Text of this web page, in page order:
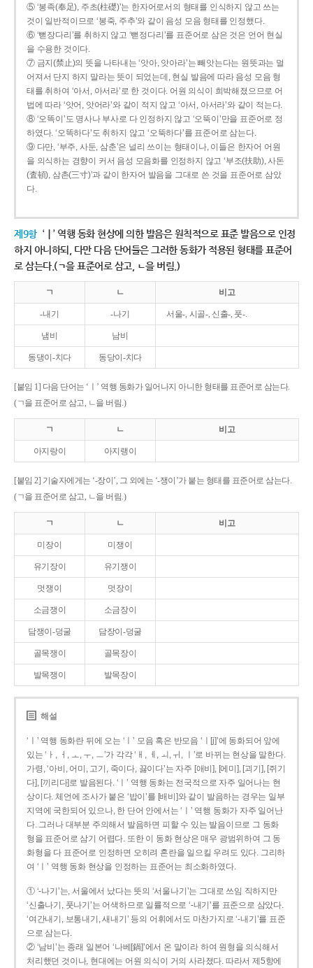
⑤ ‘봉족(奉足), 주초(柱礎)’는 한자어로서의 형태를 인식하지 않고 쓰는
것이 일반적이므로 ‘봉죽, 주추’와 같이 음성 모음 형태를 인정했다.
⑥ ‘뻗장다리’를 취하지 않고 ‘뻗정다리’를 표준어로 삼은 것은 언어 현실
을 수용한 것이다.
⑦ 금지(禁止)의 뜻을 나타내는 ‘앗아, 앗아라’는 빼앗는다는 원뜻과는 멀
어져서 단지 하지 말라는 뜻이 되었는데, 현실 발음에 따라 음성 모음 형
태를 취하여 ‘아서, 아서라’로 한 것이다. 어원 의식이 희박해졌으므로 어
법에 따라 ‘앗어, 앗어라’와 같이 적지 않고 ‘아서, 아서라’와 같이 적는다.
⑧ ‘오똑이’도 명사나 부사로 다 인정하지 않고 ‘오뚝이’만을 표준어로 정
하였다. ‘오똑하다’도 취하지 않고 ‘오뚝하다’를 표준어로 삼는다.
⑨ 다만, ‘부주, 사둔, 삼춘’은 널리 쓰이는 형태이나, 이들은 한자어 어원
을 의식하는 경향이 커서 음성 모음화를 인정하지 않고 ‘부조(扶助), 사돈
(査頓), 삼촌(三寸)’과 같이 한자어 발음을 그대로 쓴 것을 표준어로 삼았
다.
제9항 ‘ㅣ’ 역행 동화 현상에 의한 발음은 원칙적으로 표준 발음으로 인정
하지 아니하되, 다만 다음 단어들은 그러한 동화가 적용된 형태를 표준어
로 삼는다.(ㄱ을 표준어로 삼고, ㄴ을 버림.)
ㄱ ㄴ 비고
-내기 -나기 서울-, 시골-, 신출-, 풋-.
냄비 남비
동댕이-치다 동당이-치다
[붙임 1] 다음 단어는 ‘ㅣ’ 역행 동화가 일어나지 아니한 형태를 표준어로 삼는다.
(ㄱ을 표준어로 삼고, ㄴ을 버림.)
ㄱ ㄴ 비고
아지랑이 아지랭이
[붙임 2] 기술자에게는 ‘-장이’, 그 외에는 ‘-쟁이’가 붙는 형태를 표준어로 삼는다.
(ㄱ을 표준어로 삼고, ㄴ을 버림.)
ㄱ ㄴ 비고
미장이 미쟁이
유기장이 유기쟁이
멋쟁이 멋장이
소금쟁이 소금장이
담쟁이-덩굴 담장이-덩굴
골목쟁이 골목장이
발목쟁이 발목장이
해설
‘ㅣ’ 역행 동화란 뒤에 오는 ‘ㅣ’ 모음 혹은 반모음 ‘ㅣ[j]’에 동화되어 앞에
있는 ‘ㅏ, ㅓ, ㅗ, ㅜ, ㅡ’가 각각 ‘ㅐ, ㅔ, ㅚ, ㅟ, ㅣ’로 바뀌는 현상을 말한다.
가령, ‘아비, 어미, 고기, 죽이다, 끓이다’는 자주 [애비], [에미], [괴기], [쥐기
다], [끼리다]로 발음된다. ‘ㅣ’ 역행 동화는 전국적으로 자주 일어나는 현
상이다. 체언에 조사가 붙은 ‘밥이’를 [배비]와 같이 발음하는 경우는 일부
지역에 국한되어 있으나, 한 단어 안에서는 ‘ㅣ’ 역행 동화가 자주 일어난
다. 그러나 대부분 주의해서 발음하면 피할 수 있는 발음이므로 그 동화
형을 표준어로 삼기 어렵다. 또한 이 동화 현상은 매우 광범위하여 그 동
화형을 다 표준어로 인정하면 오히려 혼란을 일으킬 우려도 있다. 그리하
여 ‘ㅣ’ 역행 동화 현상을 인정하는 표준어는 최소화하였다.
① ‘-나기’는, 서울에서 났다는 뜻의 ‘서울나기’는 그대로 쓰임 직하지만
‘신출나기, 풋나기’는 어색하므로 일률적으로 ‘-내기’를 표준으로 삼았다.
‘여간내기, 보통내기, 새내기’ 등의 어휘에서도 마찬가지로 ‘-내기’를 표준
으로 삼는다.
② ‘남비’는 종래 일본어 ‘나베[鍋]’에서 온 말이라 하여 원형을 의식해서
처리했던 것이나, 현대에는 어원 의식이 거의 사라졌다. 따라서 제5항에